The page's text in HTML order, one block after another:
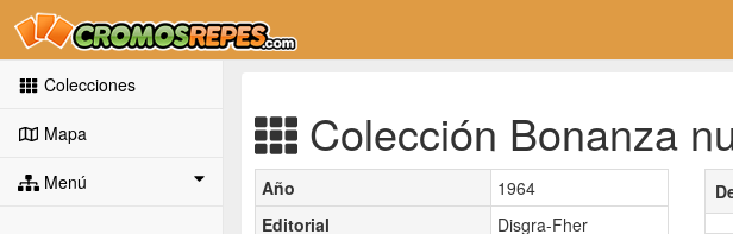
Colecciones
Mapa
Menú
Colección Bonanza
Año
1964
Editorial
Disgra-Fher